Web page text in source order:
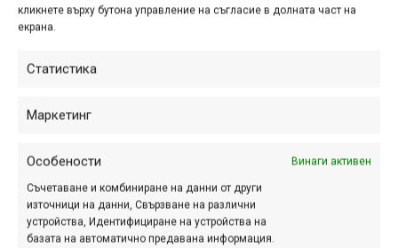
кликнете върху бутона управление на съгласие в долната част на
екрана.
Статистика
Маркетинг
Особености Винаги активен
Съчетаване и комбиниране на данни от други
източници на данни, Свързване на различни
устройства, Идентифициране на устройства на
базата на автоматично предавана информация.
ПАРТНЬОРИ